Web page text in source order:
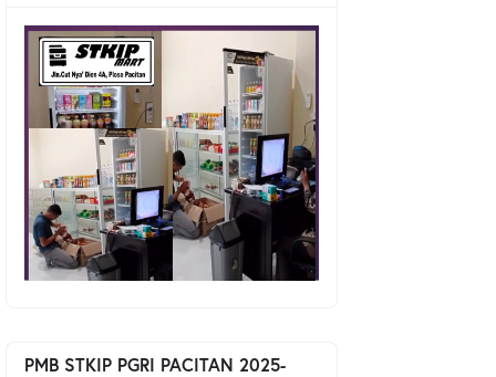
PMB STKIP PGRI PACITAN 2025-